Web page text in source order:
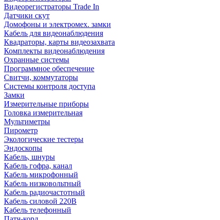
Видеорегистраторы Trade In
Датчики скут
Домофоны и электромех. замки
Кабель для видеонаблюдения
Квадраторы, карты видеозахвата
Комплекты видеонаблюдения
Охранные системы
Программное обеспечение
Свитчи, коммутаторы
Системы контроля доступа
Замки
Измерительные приборы
Головка измерительная
Мультиметры
Пирометр
Экологические тестеры
Эндоскопы
Кабель, шнуры
Кабель гофра, канал
Кабель микрофонный
Кабель низковольтный
Кабель радиочастотный
Кабель силовой 220В
Кабель телефонный